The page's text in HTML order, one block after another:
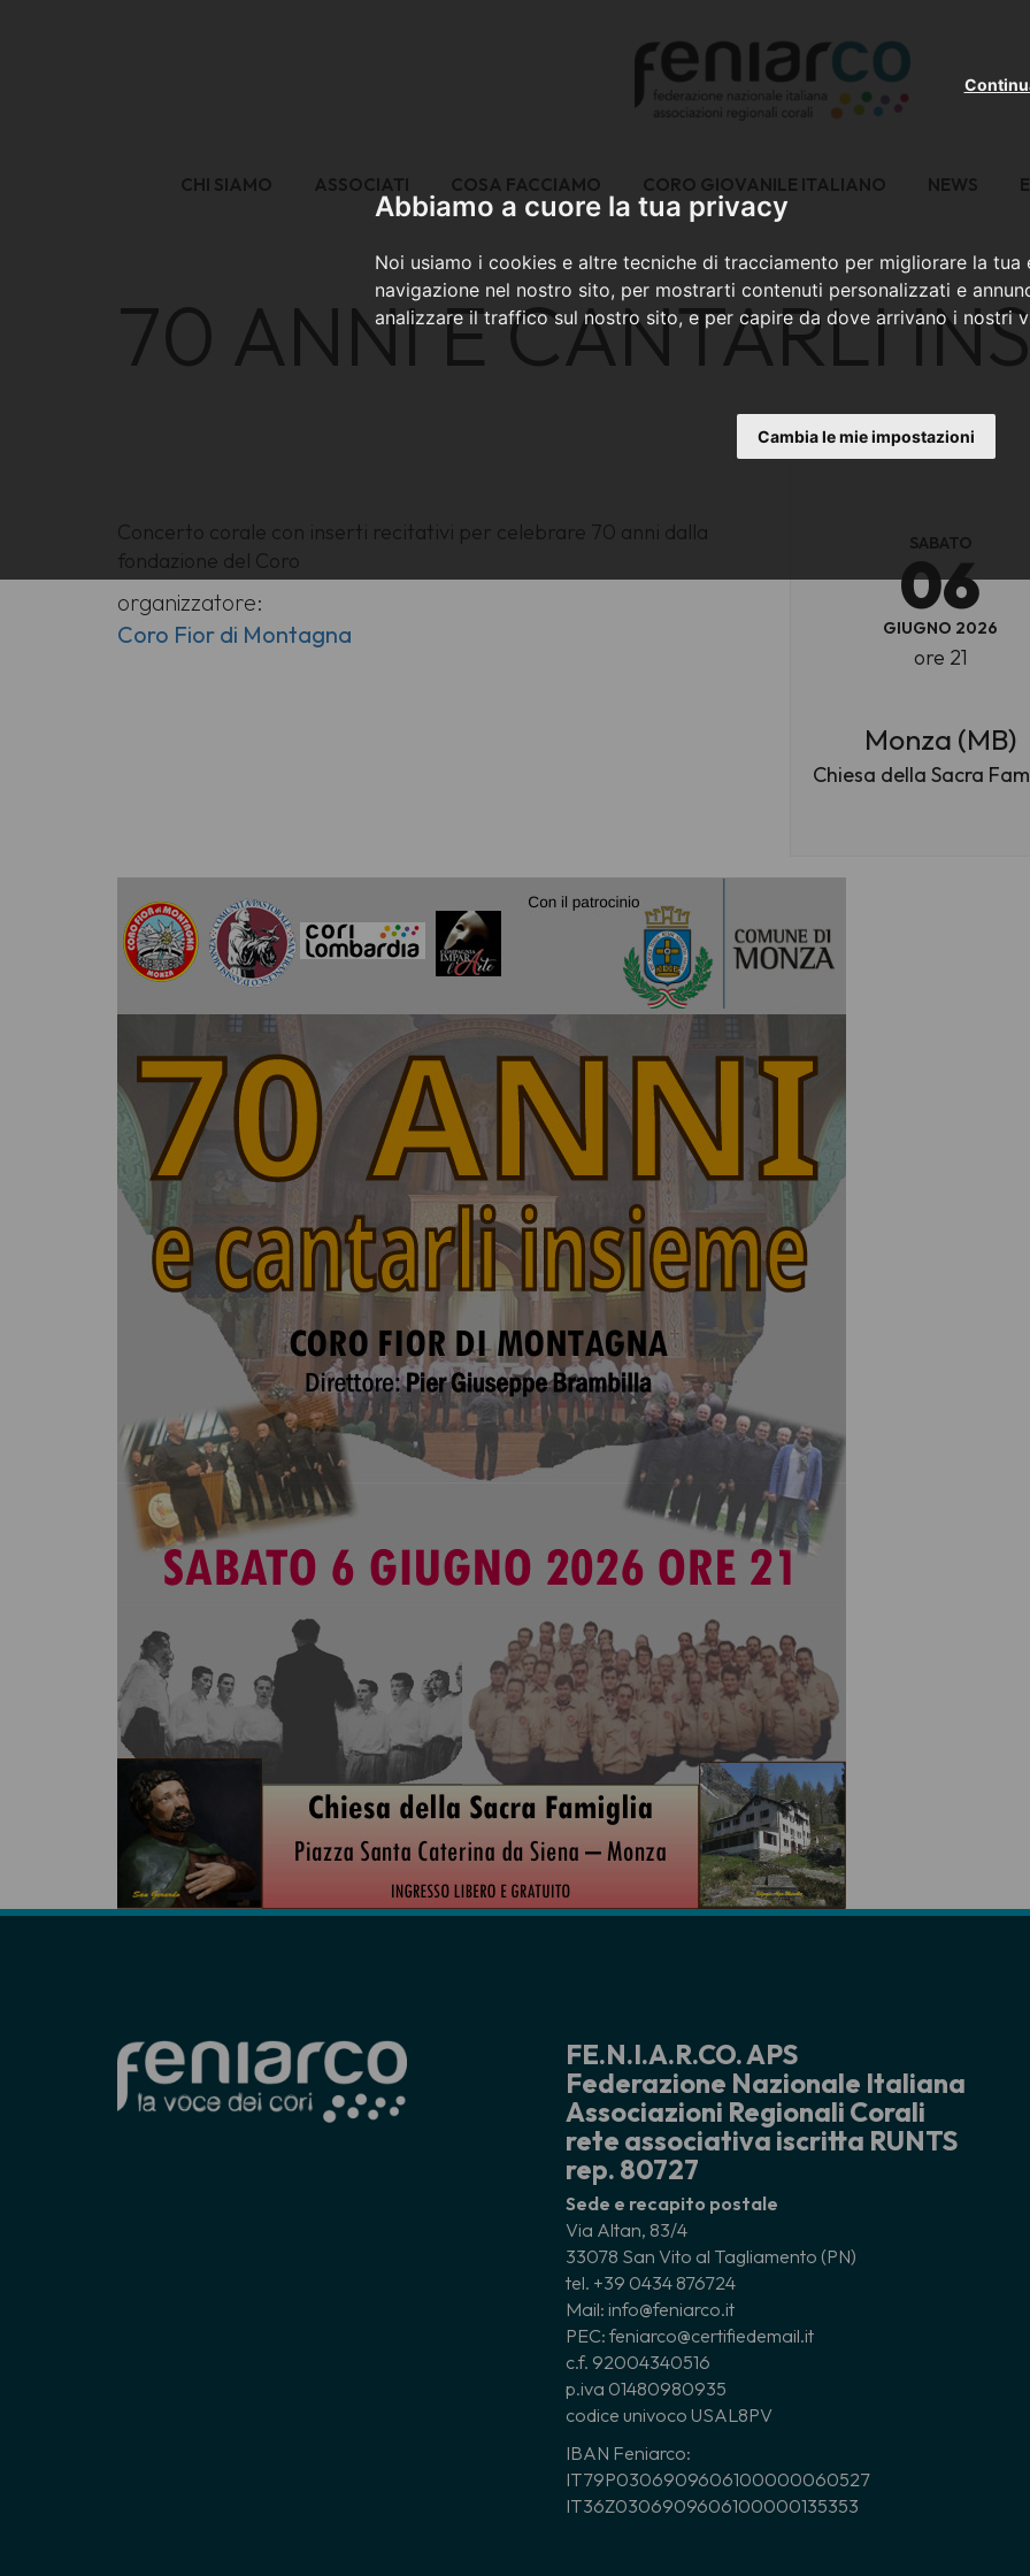
Abbiamo a cuore la tua privacy
Noi usiamo i cookies e altre tecniche di tracciamento per migliorare la tua
navigazione nel nostro sito, per mostrarti contenuti personalizzati e
analizzare il traffico sul nostro sito, e per capire da dove arrivano i nostri
Cambia le mie impostazioni
CHI SIAMO ASSOCIATI COSA FACCIAMO CORO GIOVANILE ITALIANO NEWS
70 ANNI E CANTARLI
Concerto corale con inserti recitativi per celebrare 70 anni dalla
fondazione del Coro
organizzatore:
Coro Fior di Montagna
SABATO
06
GIUGNO 2026
ore 21
Monza (MB)
Chiesa della Sacra
FE.N.I.A.R.CO. APS
Federazione Nazionale Italiana
Associazioni Regionali Corali
rete associativa iscritta RUNTS
rep. 80727
Sede e recapito postale
Via Altan, 83/4
33078 San Vito al Tagliamento (PN)
tel. +39 0434 876724
Mail: info@feniarco.it
PEC: feniarco@certifiedemail.it
c.f. 92004340516
p.iva 01480980935
codice univoco USAL8PV
IBAN Feniarco:
IT79P0306909606100000060527
IT36Z0306909606100000135353